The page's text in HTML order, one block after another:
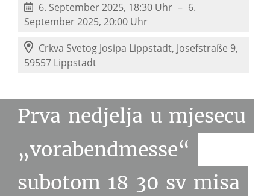
6. September 2025, 18:30 Uhr
6.
September 2025, 20:00 Uhr
Crkva Svetog Josipa Lippstadt, Josefstraße 9,
59557 Lippstadt
Prva nedjelja u mjesecu
„vorabendmesse“
subotom 18 30 sv misa